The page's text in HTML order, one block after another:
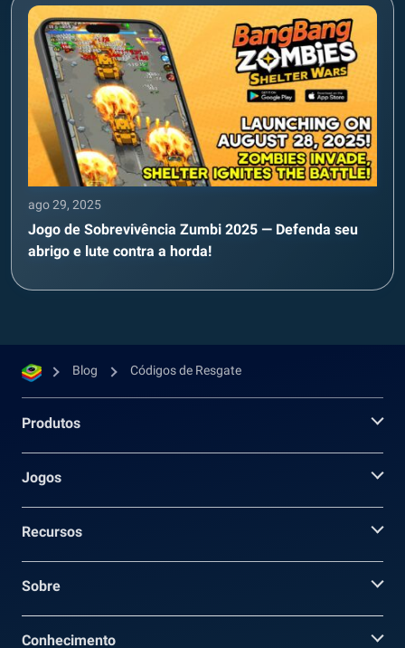
ago 29, 2025
Jogo de Sobrevivência Zumbi 2025 — Defenda seu
abrigo e lute contra a horda!
Blog Códigos de Resgate
Produtos
Jogos
Recursos
Sobre
Conhecimento